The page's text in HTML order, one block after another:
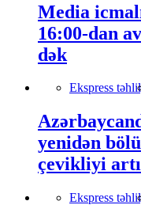
Media
16:00-dan
dək
Ekspress
yenidən
çevikliyi
Ekspress